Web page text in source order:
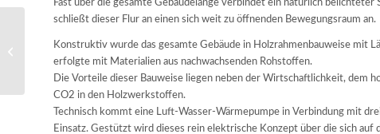
Fast über die gesamte Gebäudelänge verbindet ein natürlich
schließt dieser Flur an einen sich weit zu öffnenden Bewegungsraum an.
Konstruktiv wurde das gesamte Gebäude in Holzrahmenbauweise mit
erfolgte mit Materialien aus nachwachsenden Rohstoffen.
Die Vorteile dieser Bauweise liegen neben der Wirtschaftlichkeit, dem
CO2 in den Holzwerkstoffen.
Technisch kommt eine Luft-Wasser-Wärmepumpe in Verbindung mit
Einsatz. Gestützt wird dieses rein elektrische Konzept über die sich auf
Städtebaulicher Entwurf
Schulweg